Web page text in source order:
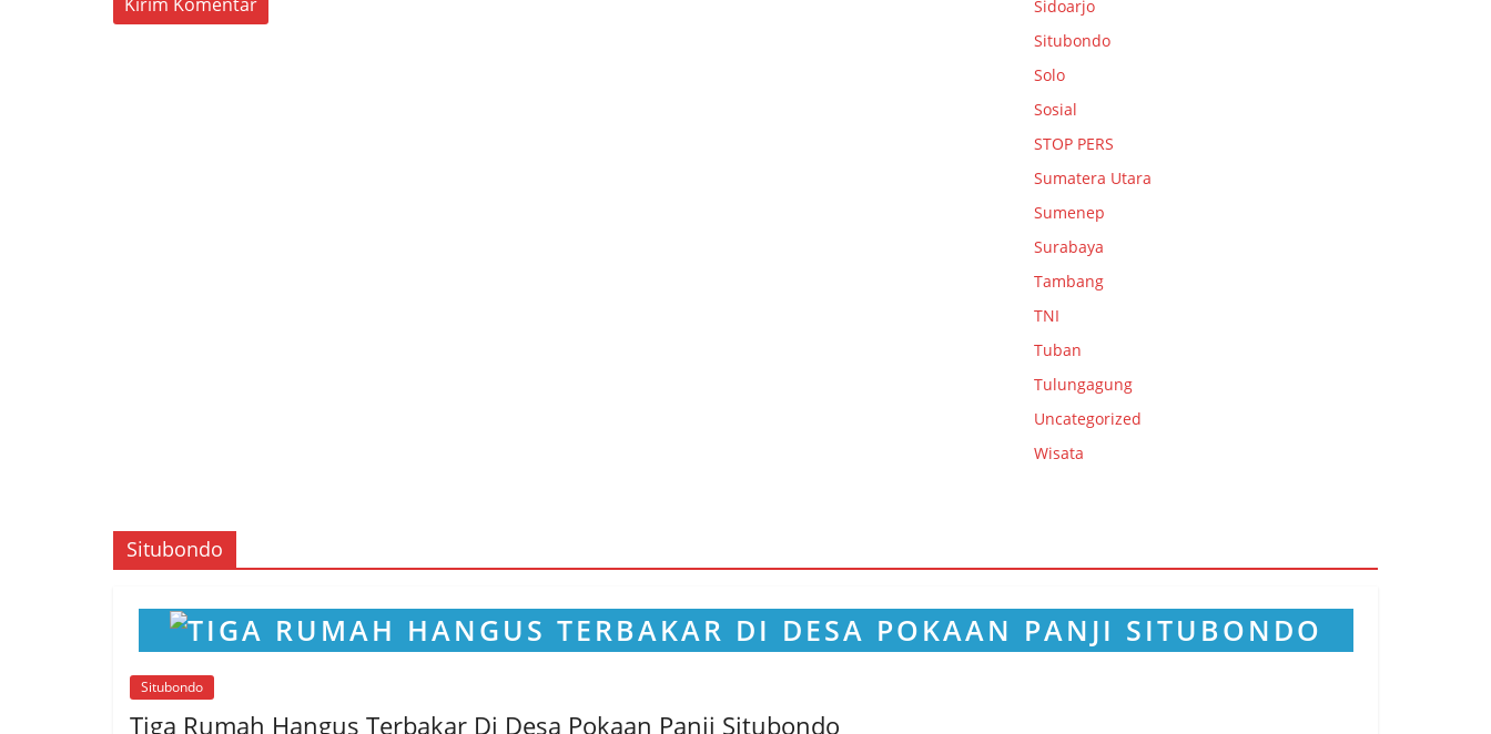
Sidoarjo
Situbondo
Solo
Sosial
STOP PERS
Sumatera Utara
Sumenep
Surabaya
Tambang
TNI
Tuban
Tulungagung
Uncategorized
Wisata
Situbondo
Situbondo
Tiga Rumah Hangus Terbakar Di Desa Pokaan Panji Situbondo